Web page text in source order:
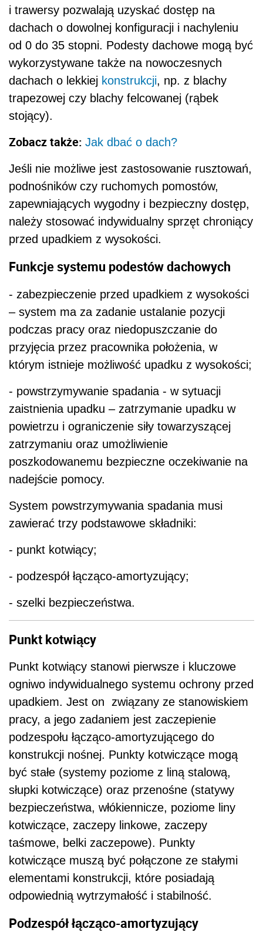
i trawersy pozwalają uzyskać dostęp na
dachach o dowolnej konfiguracji i nachyleniu
od 0 do 35 stopni. Podesty dachowe mogą być
wykorzystywane także na nowoczesnych
dachach o lekkiej konstrukcji, np. z blachy
trapezowej czy blachy felcowanej (rąbek
stojący).
Zobacz także: Jak dbać o dach?
Jeśli nie możliwe jest zastosowanie rusztowań,
podnośników czy ruchomych pomostów,
zapewniających wygodny i bezpieczny dostęp,
należy stosować indywidualny sprzęt chroniący
przed upadkiem z wysokości.
Funkcje systemu podestów dachowych
- zabezpieczenie przed upadkiem z wysokości
– system ma za zadanie ustalanie pozycji
podczas pracy oraz niedopuszczanie do
przyjęcia przez pracownika położenia, w
którym istnieje możliwość upadku z wysokości;
- powstrzymywanie spadania - w sytuacji
zaistnienia upadku – zatrzymanie upadku w
powietrzu i ograniczenie siły towarzyszącej
zatrzymaniu oraz umożliwienie
poszkodowanemu bezpieczne oczekiwanie na
nadejście pomocy.
System powstrzymywania spadania musi
zawierać trzy podstawowe składniki:
- punkt kotwiący;
- podzespół łącząco-amortyzujący;
- szelki bezpieczeństwa.
Punkt kotwiący
Punkt kotwiący stanowi pierwsze i kluczowe
ogniwo indywidualnego systemu ochrony przed
upadkiem. Jest on związany ze stanowiskiem
pracy, a jego zadaniem jest zaczepienie
podzespołu łącząco-amortyzującego do
konstrukcji nośnej. Punkty kotwiczące mogą
być stałe (systemy poziome z liną stalową,
słupki kotwiczące) oraz przenośne (statywy
bezpieczeństwa, włókiennicze, poziome liny
kotwiczące, zaczepy linkowe, zaczepy
taśmowe, belki zaczepowe). Punkty
kotwiczące muszą być połączone ze stałymi
elementami konstrukcji, które posiadają
odpowiednią wytrzymałość i stabilność.
Podzespół łącząco-amortyzujący